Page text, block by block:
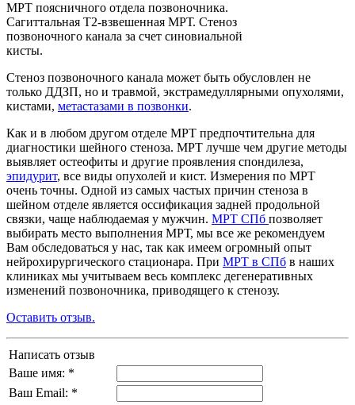
МРТ поясничного отдела позвоночника.
Сагиттальная Т2-взвешенная МРТ. Стеноз
позвоночного канала за счет синовиальной
кисты.
Стеноз позвоночного канала может быть обусловлен не
только ДДЗП, но и травмой, экстрамедуллярными опухолями,
кистами, метастазами в позвонки.
Как и в любом другом отделе МРТ предпочтительна для
диагностики шейного стеноза. МРТ лучше чем другие методы
выявляет остеофиты и другие проявления спондилеза,
эпидурит, все виды опухолей и кист. Измерения по МРТ
очень точны. Одной из самых частых причин стеноза в
шейном отделе является оссификация задней продольной
связки, чаще наблюдаемая у мужчин. МРТ СПб позволяет
выбирать место выполнения МРТ, мы все же рекомендуем
Вам обследоваться у нас, так как имеем огромный опыт
нейрохирургического стационара. При МРТ в СПб в наших
клиниках мы учитываем весь комплекс дегенеративных
изменений позвоночника, приводящего к стенозу.
Оставить отзыв.
Написать отзыв
Ваше имя: *
Ваш Email: *